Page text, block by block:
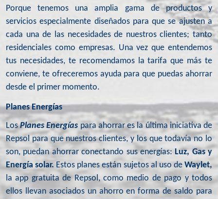
Porque tenemos una amplia gama de productos y
servicios especialmente diseñados para que se ajusten a
cada una de las necesidades de nuestros clientes; tanto
residenciales como empresas. Una vez que entendemos
tus necesidades, te recomendamos la tarifa que más te
conviene, te ofreceremos ayuda para que puedas ahorrar
desde el primer momento.
Planes Energías
LosPlanes Energías para ahorrar es la última iniciativa de
Repsol para que nuestros clientes, y los que todavía no lo
son, puedan ahorrar conectando sus energías: Luz, Gas y
Energía solar. Estos planes están sujetos al uso deWaylet,
la app gratuita de Repsol, como medio de pago y todos
ellos llevan asociados un ahorro en forma de saldo para